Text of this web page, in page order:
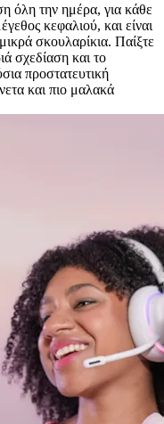
όλη την ημέρα, για κάθε
κεφαλιού, και είναι
σκουλαρίκια. Παίξτε
σχεδίαση και το
προστατευτική
και πιο μαλακά